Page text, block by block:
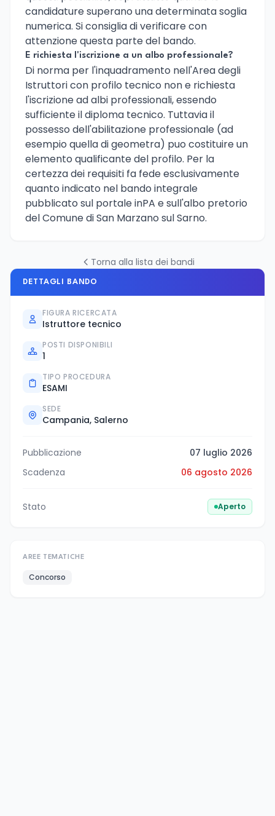
candidature superano una determinata soglia
numerica. Si consiglia di verificare con
attenzione questa parte del bando.
E richiesta l'iscrizione a un albo professionale?
Di norma per l'inquadramento nell'Area degli
Istruttori con profilo tecnico non e richiesta
l'iscrizione ad albi professionali, essendo
sufficiente il diploma tecnico. Tuttavia il
possesso dell'abilitazione professionale (ad
esempio quella di geometra) puo costituire un
elemento qualificante del profilo. Per la
certezza dei requisiti fa fede esclusivamente
quanto indicato nel bando integrale
pubblicato sul portale inPA e sull'albo pretorio
del Comune di San Marzano sul Sarno.
Torna alla lista dei bandi
DETTAGLI BANDO
FIGURA RICERCATA
Istruttore tecnico
POSTI DISPONIBILI
1
TIPO PROCEDURA
ESAMI
SEDE
Campania, Salerno
Pubblicazione
07 luglio 2026
Scadenza
06 agosto 2026
Stato Aperto
AREE TEMATICHE
Concorso